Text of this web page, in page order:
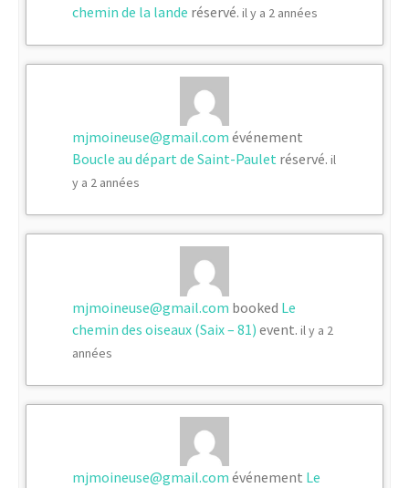
chemin de la lande réservé. il y a 2 années
mjmoineuse@gmail.com événement
Boucle au départ de Saint-Pauletréservé. il
y a 2 années
mjmoineuse@gmail.com booked Le
chemin des oiseaux (Saix – 81) event. il y a 2
années
mjmoineuse@gmail.com événement Le